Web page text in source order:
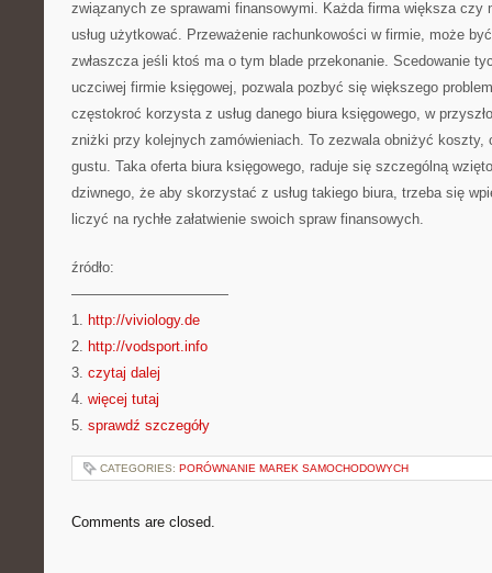
związanych ze sprawami finansowymi. Każda firma większa czy
usług użytkować. Przeważenie rachunkowości w firmie, może
zwłaszcza jeśli ktoś ma o tym blade przekonanie. Scedowanie
uczciwej firmie księgowej, pozwala pozbyć się większego
częstokroć korzysta z usług danego biura księgowego, w
zniżki przy kolejnych zamówieniach. To zezwala obniżyć koszty,
gustu. Taka oferta biura księgowego, raduje się szczególną
dziwnego, że aby skorzystać z usług takiego biura, trzeba się
liczyć na rychłe załatwienie swoich spraw finansowych.
źródło:
———————————
1. http://viviology.de
2. http://vodsport.info
3. czytaj dalej
4. więcej tutaj
5. sprawdź szczegóły
CATEGORIES: PORÓWNANIE MAREK SAMOCHODOWYCH
Comments are closed.